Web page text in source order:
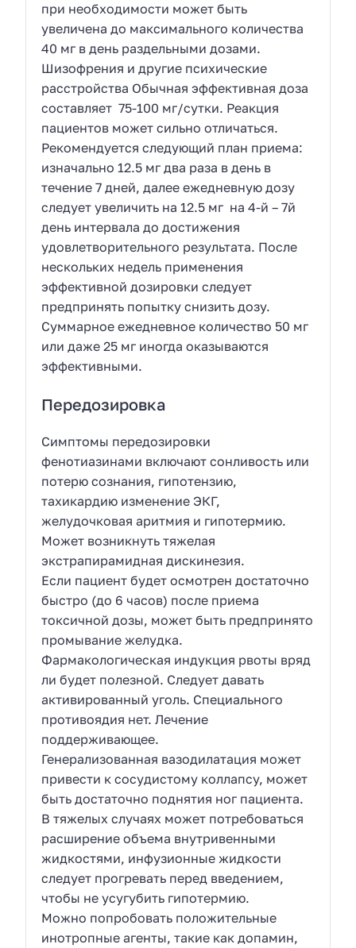
при необходимости может быть
увеличена до максимального количества
40 мг в день раздельными дозами.
Шизофрения и другие психические
расстройства Обычная эффективная доза
составляет 75-100 мг/сутки. Реакция
пациентов может сильно отличаться.
Рекомендуется следующий план приема:
изначально 12.5 мг два раза в день в
течение 7 дней, далее ежедневную дозу
следует увеличить на 12.5 мг на 4-й – 7й
день интервала до достижения
удовлетворительного результата. После
нескольких недель применения
эффективной дозировки следует
предпринять попытку снизить дозу.
Суммарное ежедневное количество 50 мг
или даже 25 мг иногда оказываются
эффективными.
Передозировка
Симптомы передозировки
фенотиазинами включают сонливость или
потерю сознания, гипотензию,
тахикардию изменение ЭКГ,
желудочковая аритмия и гипотермию.
Может возникнуть тяжелая
экстрапирамидная дискинезия.
Если пациент будет осмотрен достаточно
быстро (до 6 часов) после приема
токсичной дозы, может быть предпринято
промывание желудка.
Фармакологическая индукция рвоты вряд
ли будет полезной. Следует давать
активированный уголь. Специального
противоядия нет. Лечение
поддерживающее.
Генерализованная вазодилатация может
привести к сосудистому коллапсу, может
быть достаточно поднятия ног пациента.
В тяжелых случаях может потребоваться
расширение объема внутривенными
жидкостями, инфузионные жидкости
следует прогревать перед введением,
чтобы не усугубить гипотермию.
Можно попробовать положительные
инотропные агенты, такие как допамин,